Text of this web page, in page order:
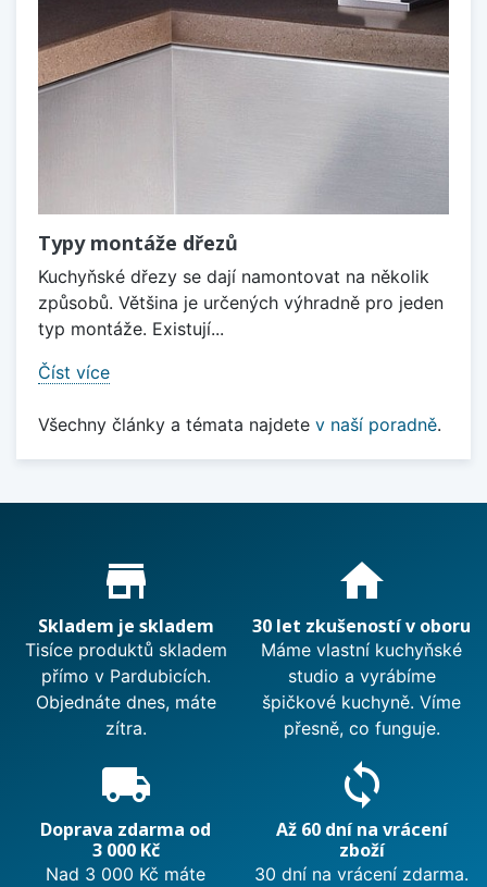
Typy montáže dřezů
Kuchyňské dřezy se dají namontovat na několik
způsobů. Většina je určených výhradně pro jeden
typ montáže. Existují...
Číst více
Všechny články a témata najdete v naší poradně.
Proč nakupovat u nás?
store_mall_directory
Skladem je skladem
Tisíce produktů skladem
přímo v Pardubicích.
Objednáte dnes, máte
zítra.
home
30 let zkušeností v oboru
Máme vlastní kuchyňské
studio a vyrábíme
špičkové kuchyně. Víme
přesně, co funguje.
local_shipping
Doprava zdarma od
3 000 Kč
Nad 3 000 Kč máte
sync
Až 60 dní na vrácení
zboží
30 dní na vrácení zdarma.